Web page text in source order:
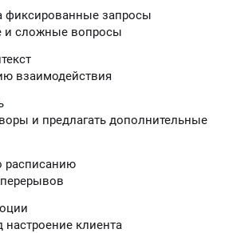
фиксированные запросы
сложные вопросы
взаимодействия
и предлагать дополнительные
расписанию
клиента